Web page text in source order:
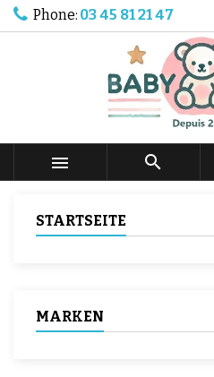
Phone: 03 45 81 21 47
 
STARTSEITE
MARKEN